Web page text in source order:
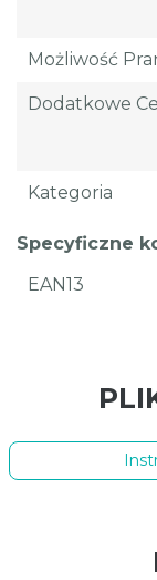
Możliwość
Dodatkowe
Kategoria
Specyficzne
EAN13